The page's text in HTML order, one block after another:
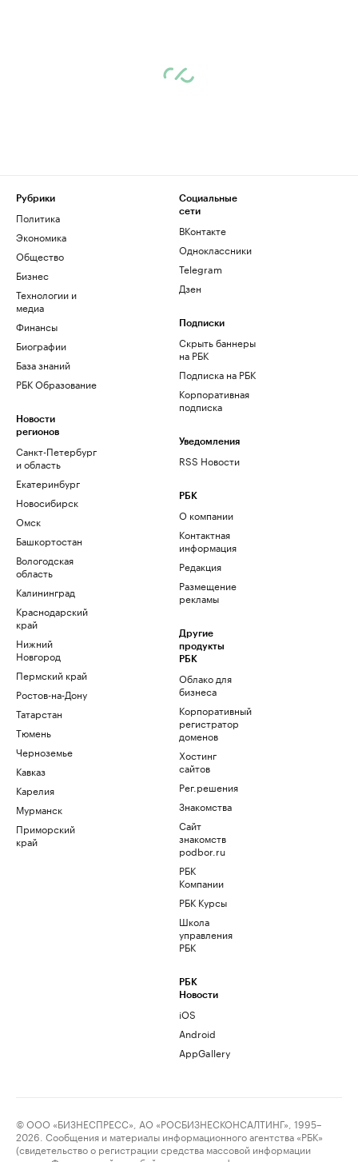
Рубрики
Политика
Экономика
Общество
Бизнес
Технологии и
медиа
Финансы
Биографии
База знаний
РБК Образование
Новости
регионов
Санкт-Петербург
и область
Екатеринбург
Новосибирск
Омск
Башкортостан
Вологодская
область
Калининград
Краснодарский
край
Нижний
Новгород
Пермский край
Ростов-на-Дону
Татарстан
Тюмень
Черноземье
Кавказ
Карелия
Мурманск
Приморский
край
Социальные
сети
ВКонтакте
Одноклассники
Telegram
Дзен
Подписки
Скрыть баннеры
на РБК
Подписка на РБК
Корпоративная
подписка
Уведомления
RSS Новости
РБК
О компании
Контактная
информация
Редакция
Размещение
рекламы
Другие
продукты
РБК
Облако для
бизнеса
Корпоративный
регистратор
доменов
Хостинг
сайтов
Рег.решения
Знакомства
Сайт
знакомств
podbor.ru
РБК
Компании
РБК Курсы
Школа
управления
РБК
РБК
Новости
iOS
Android
AppGallery
© ООО «БИЗНЕСПРЕСС», АО «РОСБИЗНЕСКОНСАЛТИНГ», 1995–
2026. Сообщения и материалы информационного агентства «РБК»
(свидетельство о регистрации средства массовой информации